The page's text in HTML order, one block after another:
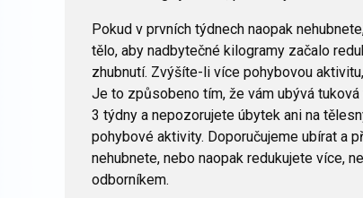
Pokud v prvních týdnech naopak
tělo, aby nadbytečné kilogramy začalo
zhubnutí. Zvýšíte-li více pohybovou
Je to způsobeno tím, že vám ubývá
3 týdny a nepozorujete úbytek ani na
pohybové aktivity. Doporučujeme ubírat a
nehubnete, nebo naopak redukujete více,
odborníkem.